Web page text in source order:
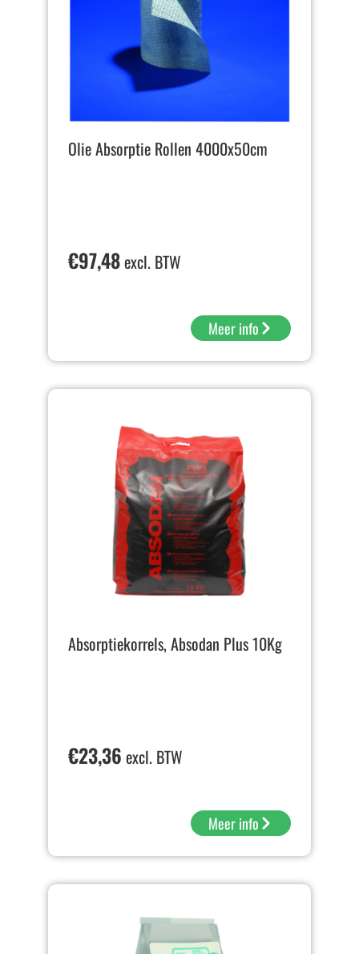
Olie Absorptie Rollen 4000x50cm
€97,48excl. BTW
Meer info
Absorptiekorrels, Absodan Plus 10Kg
€23,36 excl. BTW
Meer info